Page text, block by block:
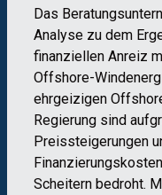
Das
Analyse zu dem
finanziellen Anreiz
Offshore-
ehrgeizigen
Regierung sind
Preissteigerungen
Scheitern bedroht.